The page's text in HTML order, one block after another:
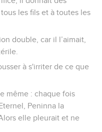
les fils et à toutes les
double, car il l’aimait,
à s'irriter de ce que
même : chaque fois
Peninna la
elle pleurait et ne